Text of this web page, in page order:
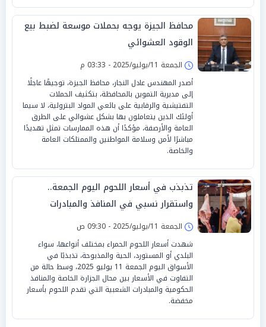
محافظ الجيزة يوجه بحملات موسعة لضبط بيع
الوقود العشوائي
الجمعة 11/يوليو/2025 - 03:33 م
أصدر المهندس عادل النجار، محافظ الجيزة، توجيهًا عاجلًا
إلى مديرية التموين بالمحافظة، بتكثيف الحملات
التفتيشية والرقابية على بائعي المواد البترولية، لا سيما
أولئك الذين يتعاملون بها بشكل عشوائي على الطرق
العامة والأرصفة، مؤكدًا أن هذه الممارسات تمثل تهديدًا
مباشرًا لأمن وسلامة المواطنين والممتلكات العامة
والخاصة.
تذبذب في أسعار اللحوم اليوم الجمعة..
واستقرار نسبي في المنافذ والمبادرات
الجمعة 11/يوليو/2025 - 09:30 ص
شهدت أسعار اللحوم الحمراء بمختلف أنواعها، سواء
البلدي أو المستورد، الحية والمذبوحة، تذبذبًا في
الأسواق اليوم الجمعة 11 يوليو 2025، وسط حالة من
التفاوت في الأسعار بين محال الجزارة الخاصة والمنافذ
الحكومية والمبادرات الشعبية التي تقدم اللحوم بأسعار
مخفضة.